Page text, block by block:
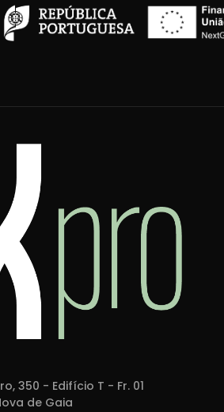
350 - Edifício T - Fr. 01
de Gaia